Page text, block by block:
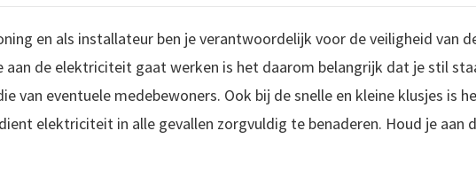
en als installateur ben je verantwoordelijk voor de veiligheid van
aan de elektriciteit gaat werken is het daarom belangrijk dat je stil
van eventuele medebewoners. Ook bij de snelle en kleine klusjes is
elektriciteit in alle gevallen zorgvuldig te benaderen. Houd je aan